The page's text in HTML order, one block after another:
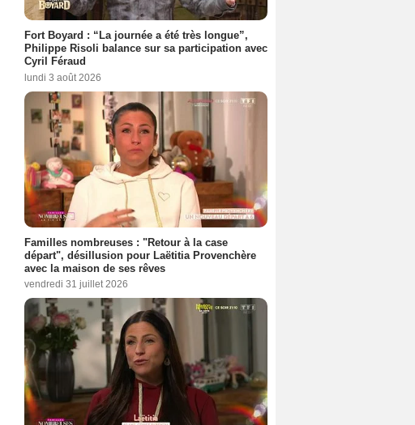
Fort Boyard : “La journée a été très longue”,
Philippe Risoli balance sur sa participation avec
Cyril Féraud
lundi 3 août 2026
Familles nombreuses : "Retour à la case
départ", désillusion pour Laëtitia Provenchère
avec la maison de ses rêves
vendredi 31 juillet 2026